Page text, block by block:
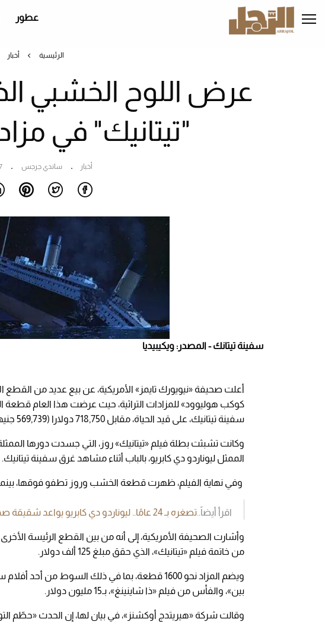
إلى
المحتوى
عطور
الرئيسية أخبار
عرض اللوح الخشبي
"تيتانيك" في
أخبار ساندي جرجس 27
سفينة تيتانك - المصدر: ويكيبيديا
أعلت صحيفة «نيويورك تايمز» الأمريكية، عن بيع عديد من القطع
كوكب هوليوود» للمزادات التراثية، حيث عرضت هذا العام قطعة
سفينة تيتانيك، على قيد الحياة، مقابل 718,750 دولارا (569,739 جنيها إسترلينيا).
وكانت تشبثت بطلة فيلم «تيتانيك» روز، التي جسدت دورها
الممثل ليوناردو دي كابريو، بالباب أثناء مشاهد غرق سفينة تيتانيك.
وفي نهاية الفيلم، ظهرت قطعة الخشب وروز تطفو فوقها،
اقرأ أيضاً.. تصغره بـ 24 عامًا.. ليوناردو دي كابريو يواعد شقيقة صديقته السابقة
وأشارت الصحيفة الأمريكية، إلى أنه من بين القطع الرئيسة
من خاتمة فيلم «تيتانيك»، الذي حقق مبلغ 125 ألف دولار.
ويضم المزاد نحو 1600 قطعة، بما في ذلك السوط من
بين»، والفأس من فيلم «ذا شاينينغ»، بـ15 مليون دولار.
وقالت شركة «هيريتدج أوكشنز»، في بيان لها، إن الحدث «حطّم